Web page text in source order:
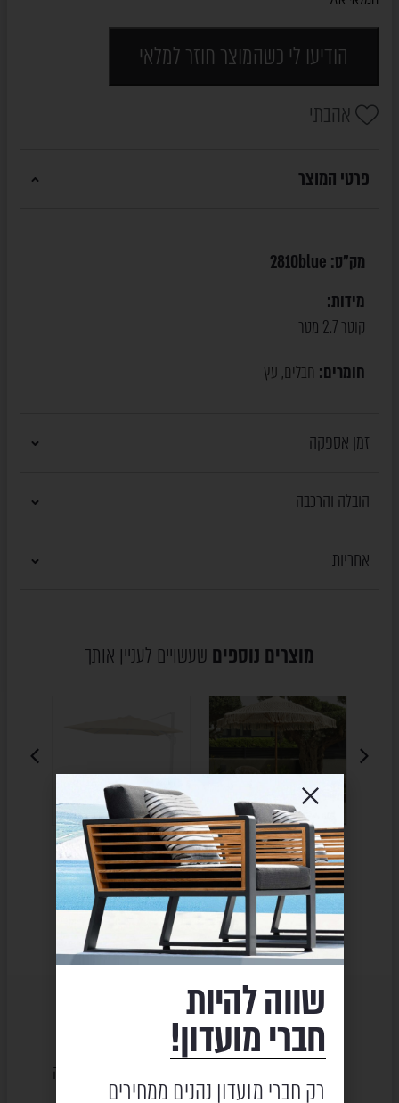
הודיעו לי כשהמוצר חוזר למלאי
אהבתי
פרטי המוצר
מק"ט: 2810blue
מידות:
קוטר 2.7 מטר
חומרים: חבלים, עץ
זמן אספקה
הובלה והרכבה
אחריות
מוצרים נוספים שעשויים לעניין אותך
שמשייה – טבעי
CASABLANCA
₪2,773
₪2,215
שמשיה – ARAGON
₪6,584
₪5,270
מוצרים באיכות גבוהה
שווה להיות
חברי מועדון!
רק חברי מועדון נהנים ממחירים